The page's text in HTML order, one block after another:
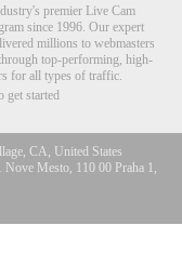
premier Live Cam
since 1996. Our expert
millions to webmasters
top-performing, high-
for all types of traffic.
get started
CA, United States
Mesto, 110 00 Praha 1,
at the time of photography: